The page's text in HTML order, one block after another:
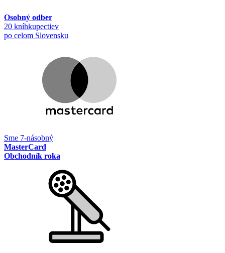
Osobný odber
20 kníhkupectiev
po celom Slovensku
Sme 7-násobný
MasterCard
Obchodník roka